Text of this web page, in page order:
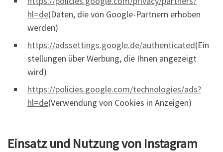
hl=de(Daten, die von Google-Partnern erhoben
werden)
https://adssettings.google.de/authenticated(Ein
stellungen über Werbung, die Ihnen angezeigt
wird)
https://policies.google.com/technologies/ads?
hl=de(Verwendung von Cookies in Anzeigen)
Einsatz und Nutzung von Instagram